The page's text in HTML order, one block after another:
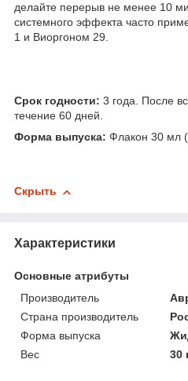
делайте перерыв не менее 10
системного эффекта часто
1 и Виоргоном 29.
Срок годности: 3 года. После
течение 60 дней.
Форма выпуска: Флакон 30 мл
Скрыть
Характеристики
Основные атрибуты
Производитель
Страна производитель
Форма выпуска
Вес
30